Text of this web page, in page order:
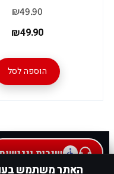
₪49.90
₪49.90
הוספה לסל
האתר משתמש
מוצרים מובילים:
שירות